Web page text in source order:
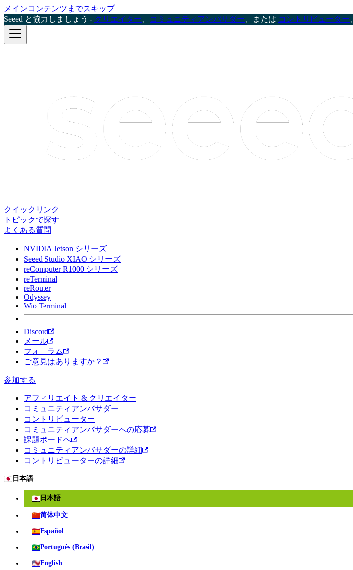
メインコンテンツまでスキップ
Seeed と協力しましょう - クリエイター コミュニティアンバサダー 、または コントリビューター
クイックリンク
トピックで探す
よくある質問
NVIDIA Jetson シリーズ
Seeed Studio XIAO シリーズ
reComputer R1000 シリーズ
reTerminal
reRouter
Odyssey
Wio Terminal
Discord
メール
フォーラム
ご意見はありますか？
参加する
アフィリエイト & クリエイター
コミュニティアンバサダー
コントリビューター
コミュニティアンバサダーへの応募
課題ボードへ
コミュニティアンバサダーの詳細
コントリビューターの詳細
🇯🇵 日本語
🇯🇵 日本語
🇨🇳简体中文
🇪🇸Español
🇧🇷Português (Brasil)
🇺🇸English